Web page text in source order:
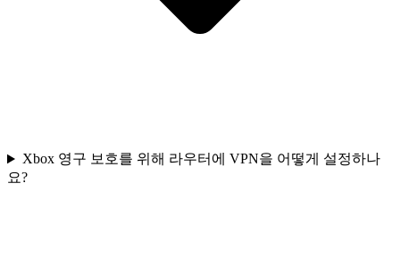
Xbox 영구 보호를 위해 라우터에 VPN을 어떻게 설정하나
요?